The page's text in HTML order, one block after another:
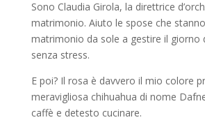
Sono Claudia Girola, la direttrice
matrimonio. Aiuto le spose che
matrimonio da sole a gestire il giorno
senza stress.
E poi? Il rosa è davvero il mio colore
meravigliosa chihuahua di nome
caffè e detesto cucinare.